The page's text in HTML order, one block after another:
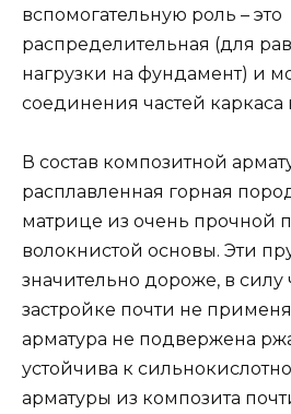
вспомогательную роль – это
распределительная (для
нагрузки на фундамент) и
соединения частей каркаса
В состав композитной
расплавленная горная
матрице из очень прочной
волокнистой основы. Эти
значительно дороже, в силу
застройке почти не
арматура не подвержена
устойчива к
арматуры из композита